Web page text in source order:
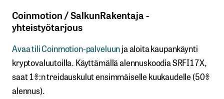
Coinmotion​ / ​SalkunRakentaja ​-​​
yhteistyötarjous
Avaa​ ​tili​ ​Coinmotion-palveluunja aloita kaupankäynti
kryptovaluutoilla.​ ​Käyttämällä​ ​alennuskoodia​ ​SRFI17X,​ ​
saat​ ​1%:n treidauskulut​ ​ensimmäiselle​ ​kuukaudelle​ ​(50%​ ​
alennus).